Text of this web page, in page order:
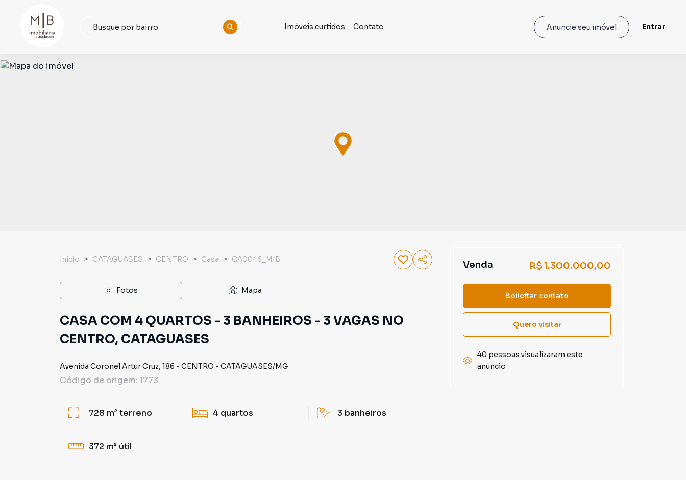
Imóveis curtidos Contato Anuncie seu imóvel Entrar
Início CATAGUASES CENTRO Casa CA0046_MIB
Fotos Mapa
CASA COM 4 QUARTOS - 3 BANHEIROS - 3 VAGAS NO
CENTRO, CATAGUASES
Avenida Coronel Artur Cruz, 186 - CENTRO - CATAGUASES/MG
Código de origem: 1773
728 m²terreno 4 quartos 3 banheiros
372 m² útil
Venda R$ 1.300.000,00
Solicitar contato
Quero visitar
40 pessoas visualizaram este
anúncio